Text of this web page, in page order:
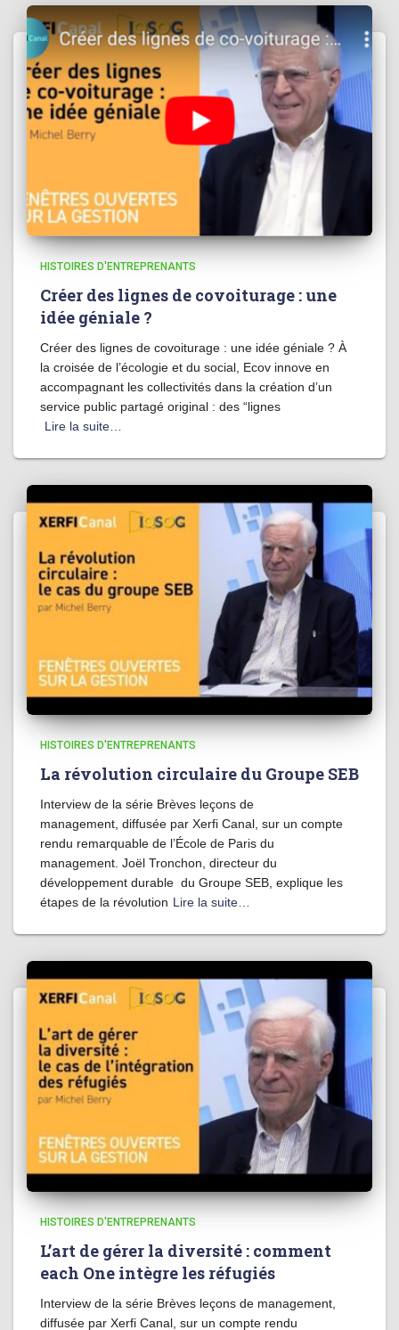
HISTOIRES D'ENTREPRENANTS
Créer des lignes de covoiturage : une
idée géniale ?
Créer des lignes de covoiturage : une idée géniale ? À
la croisée de l’écologie et du social, Ecov innove en
accompagnant les collectivités dans la création d’un
service public partagé original : des “lignes
Lire la suite…
HISTOIRES D'ENTREPRENANTS
La révolution circulaire du Groupe SEB
Interview de la série Brèves leçons de
management, diffusée par Xerfi Canal, sur un compte
rendu remarquable de l’École de Paris du
management. Joël Tronchon, directeur du
développement durable du Groupe SEB, explique les
étapes de la révolution Lire la suite…
HISTOIRES D'ENTREPRENANTS
L’art de gérer la diversité : comment
each One intègre les réfugiés
Interview de la série Brèves leçons de management,
diffusée par Xerfi Canal, sur un compte rendu